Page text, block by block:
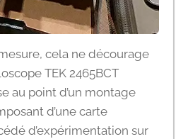
cela ne décourage
TEK 2465BCT
au point d’un montage
d’une carte
d’expérimentation sur